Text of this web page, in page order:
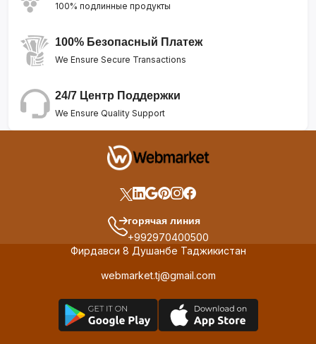
100% подлинные продукты
100% Безопасный Платеж
We Ensure Secure Transactions
24/7 Центр Поддержки
We Ensure Quality Support
горячая линия
+992970400500
Фирдавси 8 Душанбе Таджикистан
webmarket.tj@gmail.com